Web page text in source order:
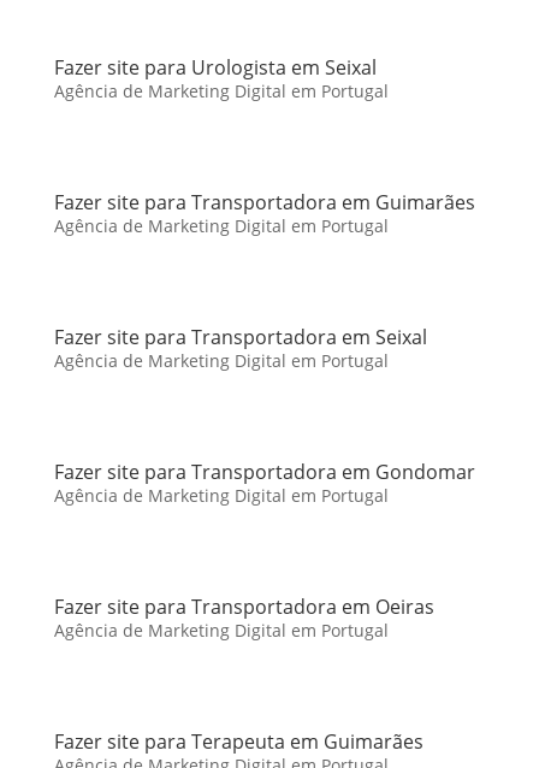
Fazer site para Urologista em Seixal
Agência de Marketing Digital em Portugal
Fazer site para Transportadora em Guimarães
Agência de Marketing Digital em Portugal
Fazer site para Transportadora em Seixal
Agência de Marketing Digital em Portugal
Fazer site para Transportadora em Gondomar
Agência de Marketing Digital em Portugal
Fazer site para Transportadora em Oeiras
Agência de Marketing Digital em Portugal
Fazer site para Terapeuta em Guimarães